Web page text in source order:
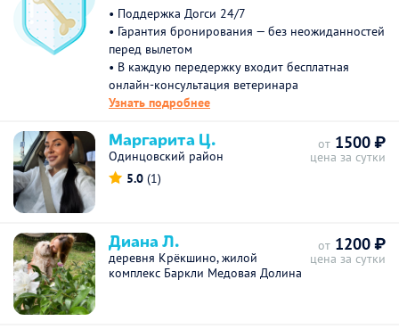
• Поддержка Догси 24/7
• Гарантия бронирования — без неожиданностей
перед вылетом
• В каждую передержку входит бесплатная
онлайн-консультация ветеринара
Узнать подробнее
Маргарита Ц.
Одинцовский район
5.0 (1)
от 1500 ₽
цена за сутки
Диана Л.
деревня Крёкшино, жилой
комплекс Баркли Медовая Долина
от 1200 ₽
цена за сутки